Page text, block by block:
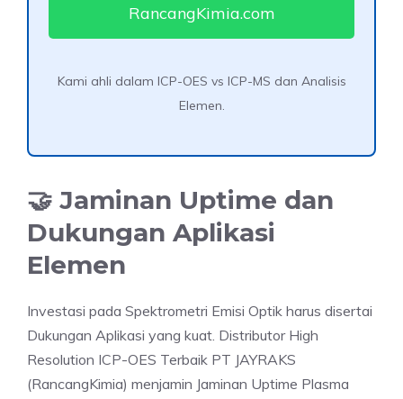
RancangKimia.com
Kami ahli dalam ICP-OES vs ICP-MS dan Analisis
Elemen.
🤝 Jaminan Uptime dan
Dukungan Aplikasi
Elemen
Investasi pada Spektrometri Emisi Optik harus disertai
Dukungan Aplikasi yang kuat. Distributor High
Resolution ICP-OES Terbaik PT JAYRAKS
(RancangKimia) menjamin Jaminan Uptime Plasma